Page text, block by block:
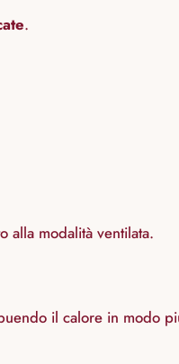
.
alla modalità ventilata.
il calore in modo